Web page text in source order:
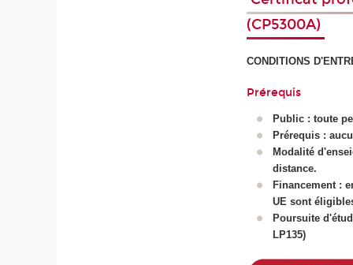
(CP5300A)
CONDITIONS
Prérequis
Public : toute
Prérequis :
Modalité
distance.
Financement :
UE sont
Poursuite
LP135)